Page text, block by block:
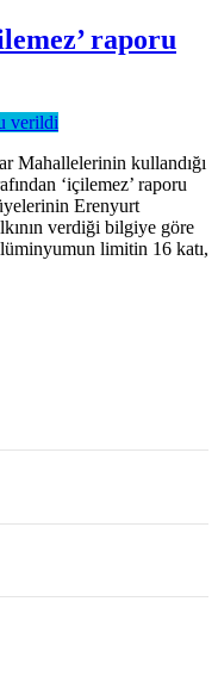
raporu
Mahallelerinin kullandığı
‘içilemez’ raporu
Erenyurt
verdiği bilgiye göre
limitin 16 katı,